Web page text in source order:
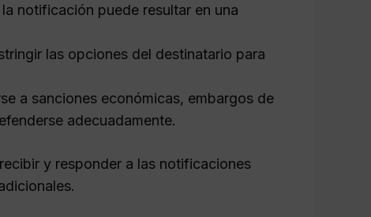
notificación puede resultar en una
las opciones del destinatario para
a sanciones económicas, embargos de
adecuadamente.
y responder a las notificaciones